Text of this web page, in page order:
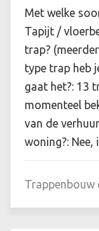
Met welke
Tapijt /
trap?
type trap heb
gaat het?: 13
momenteel
van de
woning?: Nee,
Trappenbouw